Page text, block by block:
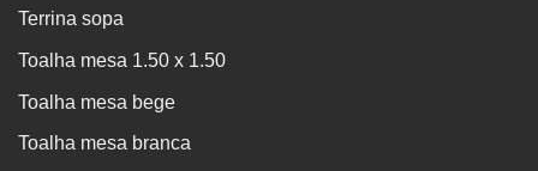
Terrina sopa
Toalha mesa 1.50 x 1.50
Toalha mesa bege
Toalha mesa branca